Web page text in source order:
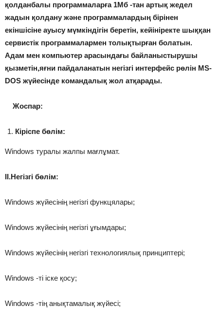
қолданбалы программаларға 1Mб -тан артық жедел
жадын қолдану және программалардың бірінен
екіншісіне ауысу мүмкіндігін беретін, кейініректе шыққан
сервистік программалармен толықтырған болатын.
Адам мен компьютер арасындағы байланыстырушы
қызметін,яғни пайдаланатын негізгі интерфейс рөлін MS-
DOS жүйесінде командалық жол атқарады.
Жоспар:
Кіріспе бөлім:
Windows туралы жалпы мағлұмат.
II.Негізгі бөлім:
Windows жүйесінің негізгі функцялары;
Windows жүйесінің негізгі ұғымдары;
Windows жүйесінің негізгі технологиялық принциптері;
Windows -ті іске қосу;
Windows -тің анықтамалық жүйесі;